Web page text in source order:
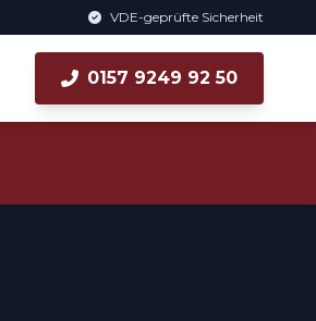
VDE-geprüfte Sicherheit
0157 9249 92 50